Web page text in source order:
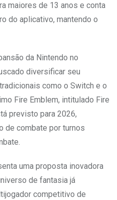
maiores de 13 anos e conta
do aplicativo, mantendo o
da Nintendo no
diversificar seu
como o Switch e o
Fire Emblem, intitulado Fire
previsto para 2026,
de combate por turnos
uma proposta inovadora
de fantasia já
competitivo de